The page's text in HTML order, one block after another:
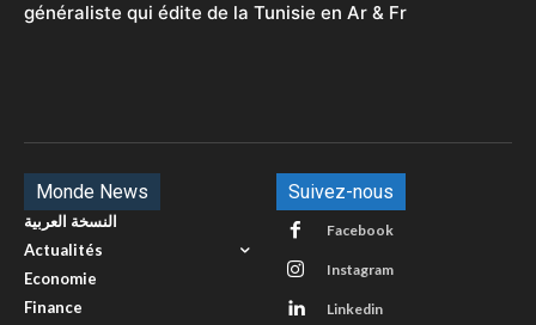
généraliste qui édite de la Tunisie en Ar & Fr
Monde News
النسخة العربية
Actualités
Economie
Finance
Suivez-nous
Facebook
Instagram
Linkedin